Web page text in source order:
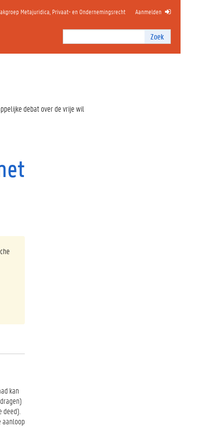
Zoek
Zoek
z
Metajuridica, Privaat- en Ondernemingsrecht Aanmelden
debat over de vrije wil
kan
aanloop